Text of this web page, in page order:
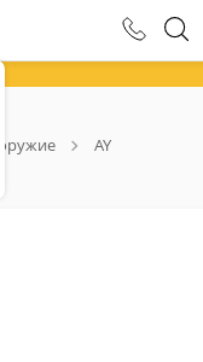
AY